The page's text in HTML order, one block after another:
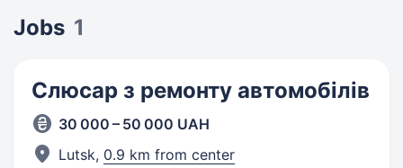
Jobs 1
Слюсар з ремонту автомобілів
30 000 – 50 000 UAH
Lutsk, 0.9 km from center